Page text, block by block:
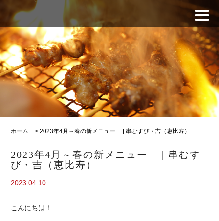
ホーム >2023年4月～春の新メニュー | 串むすび・吉（恵比寿）
2023年4月～春の新メニュー | 串むす
び・吉（恵比寿）
2023.04.10
こんにちは！